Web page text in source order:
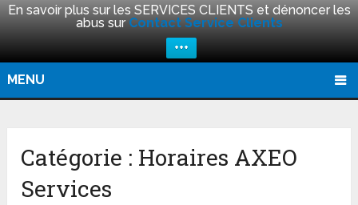
En savoir plus sur les SERVICES CLIENTS et dénoncer les
abus sur Contact Service Clients
+++
MENU
Catégorie : Horaires AXEO
Services